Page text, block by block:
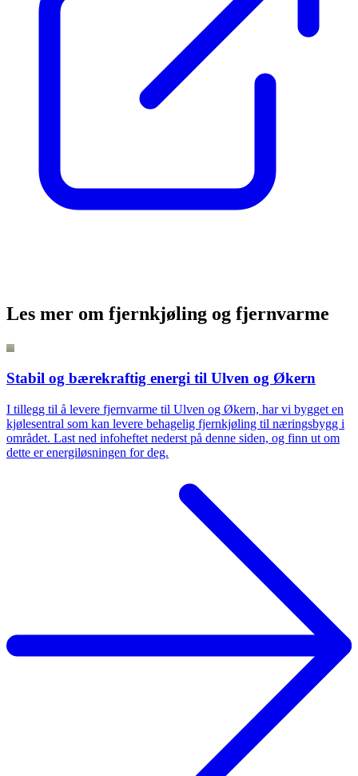
Les mer om fjernkjøling og fjernvarme
Stabil og bærekraftig energi til Ulven og Økern
I tillegg til å levere fjernvarme til Ulven og Økern, har vi bygget en
kjølesentral som kan levere behagelig fjernkjøling til næringsbygg i
området. Last ned infoheftet nederst på denne siden, og finn ut om
dette er energiløsningen for deg.